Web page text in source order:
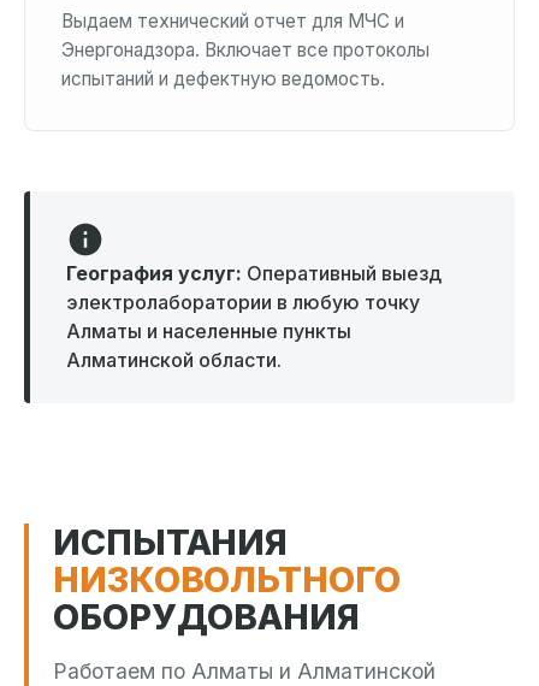
Выдаем технический отчет для МЧС и
Энергонадзора. Включает все протоколы
испытаний и дефектную ведомость.
География услуг: Оперативный выезд
электролаборатории в любую точку
Алматы и населенные пункты
Алматинской области.
ИСПЫТАНИЯ
НИЗКОВОЛЬТНОГО
ОБОРУДОВАНИЯ
Работаем по Алматы и Алматинской